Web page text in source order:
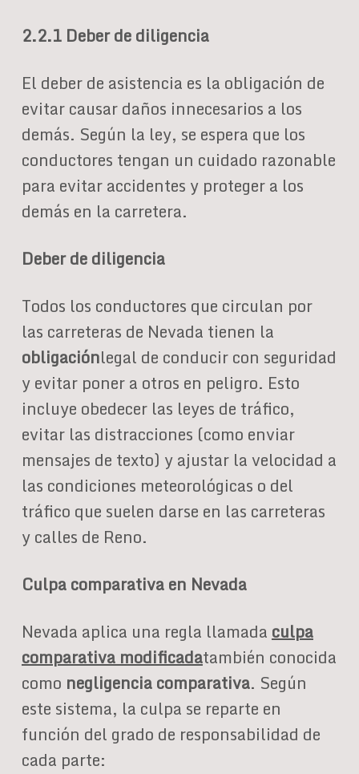
2.2.1 Deber de diligencia
El deber de asistencia es la obligación de
evitar causar daños innecesarios a los
demás. Según la ley, se espera que los
conductores tengan un cuidado razonable
para evitar accidentes y proteger a los
demás en la carretera.
Deber de diligencia
Todos los conductores que circulan por
las carreteras de Nevada tienen la
obligaciónlegal de conducir con seguridad
y evitar poner a otros en peligro. Esto
incluye obedecer las leyes de tráfico,
evitar las distracciones (como enviar
mensajes de texto) y ajustar la velocidad a
las condiciones meteorológicas o del
tráfico que suelen darse en las carreteras
y calles de Reno.
Culpa comparativa en Nevada
Nevada aplica una regla llamadaculpa
comparativa modificadatambién conocida
como negligencia comparativa. Según
este sistema, la culpa se reparte en
función del grado de responsabilidad de
cada parte: